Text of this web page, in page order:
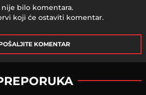
nije bilo komentara.
koji će ostaviti komentar.
KOMENTAR